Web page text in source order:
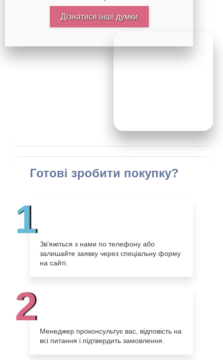
Дізнатися інші думки
Готові зробити покупку?
1
Зв'яжіться з нами по телефону або
залишайте заявку через спеціальну форму
на сайті.
2
Менеджер проконсультує вас, відповість на
всі питання і підтвердить замовлення.